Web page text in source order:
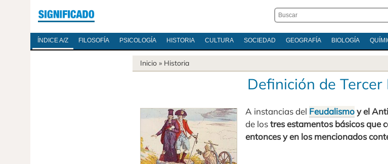
ÍNDICE A/Z FILOSOFÍA PSICOLOGÍA HISTORIA CULTURA SOCIEDAD GEOGRAFÍA BIOLOGÍA
Inicio » Historia
Definición de Tercer
A instancias del Feudalismoy el
de lostres estamentos básicos que
entonces y en los mencionados